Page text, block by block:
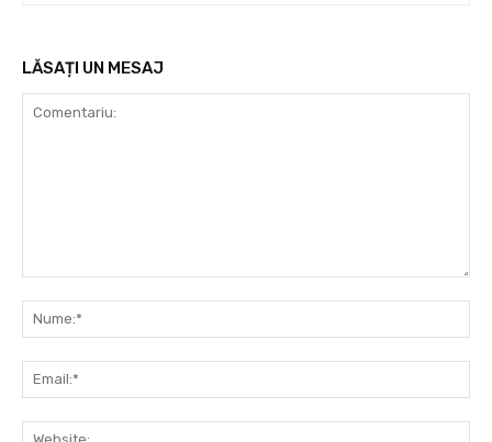
LĂSAȚI UN MESAJ